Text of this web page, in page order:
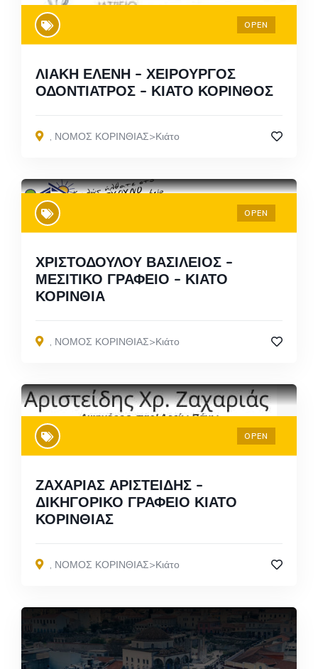
OPEN
ΛΙΑΚΗ ΕΛΕΝΗ – ΧΕΙΡΟΥΡΓΟΣ
ΟΔΟΝΤΙΑΤΡΟΣ – ΚΙΑΤΟ ΚΟΡΙΝΘΟΣ
ΝΟΜΟΣ ΚΟΡΙΝΘΙΑΣ>Κιάτο
OPEN
ΧΡΙΣΤΟΔΟΥΛΟΥ ΒΑΣΙΛΕΙΟΣ –
ΜΕΣΙΤΙΚΟ ΓΡΑΦΕΙΟ – ΚΙΑΤΟ
ΚΟΡΙΝΘΙΑ
ΝΟΜΟΣ ΚΟΡΙΝΘΙΑΣ>Κιάτο
OPEN
ΖΑΧΑΡΙΑΣ ΑΡΙΣΤΕΙΔΗΣ –
ΔΙΚΗΓΟΡΙΚΟ ΓΡΑΦΕΙΟ ΚΙΑΤΟ
ΚΟΡΙΝΘΙΑΣ
ΝΟΜΟΣ ΚΟΡΙΝΘΙΑΣ>Κιάτο